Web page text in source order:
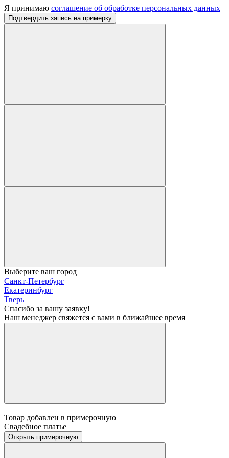
Я принимаю соглашение об обработке персональных данных
Подтвердить запись на примерку
Выберите ваш город
Санкт-Петербург
Екатеринбург
Тверь
Спасибо за вашу заявку!
Наш менеджер свяжется с вами в ближайшее время
Товар добавлен в примерочную
Свадебное платье
Открыть примерочную